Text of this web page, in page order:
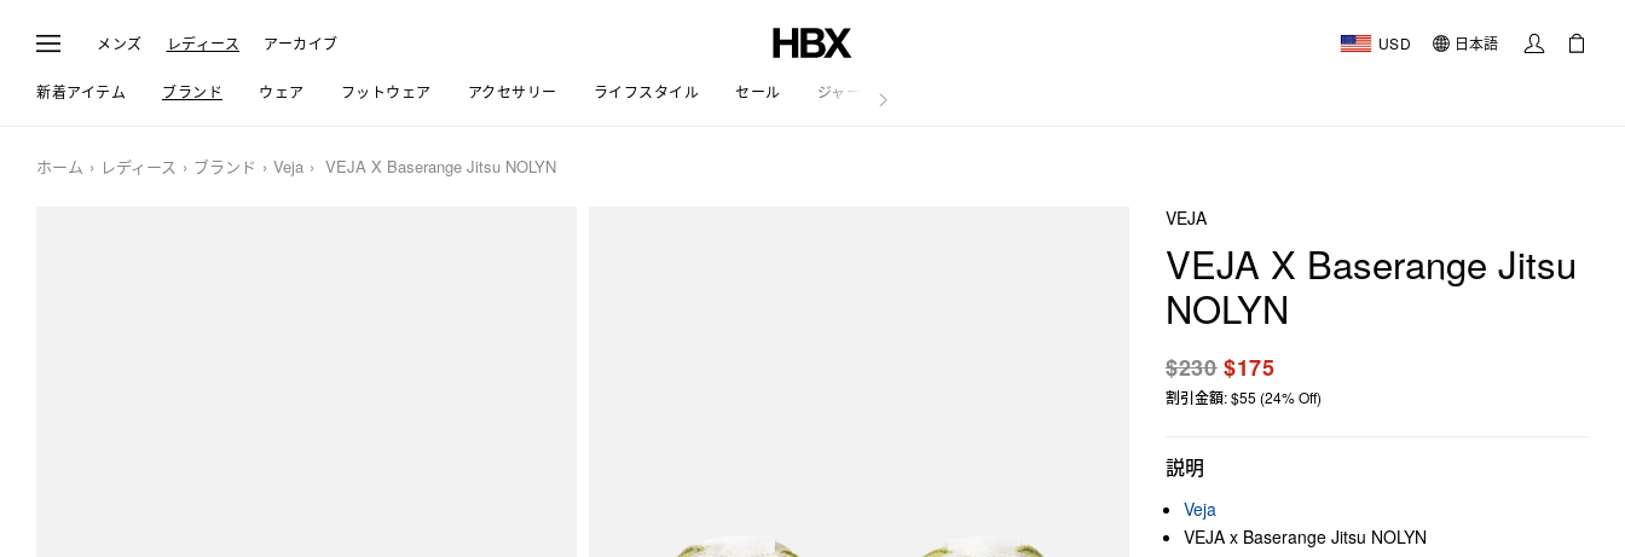
メンズ レディース アーカイブ USD 日本語
新着アイテム ブランド ウェア フットウェア アクセサリー ライフスタイル セール ジャーナル
ホーム レディース ブランド Veja VEJA X Baserange Jitsu NOLYN
VEJA
VEJA X Baserange Jitsu
NOLYN
$230$175
割引金額: $55 (24% Off)
説明
Veja
VEJA x Baserange Jitsu NOLYN